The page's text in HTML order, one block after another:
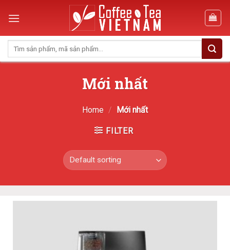
Mới nhất
Home / Mới nhất
FILTER